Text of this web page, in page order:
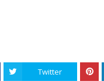
Twitter